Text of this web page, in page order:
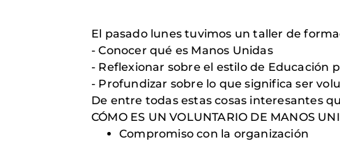
El pasado lunes tuvimos un taller de
- Conocer qué es Manos Unidas
- Reflexionar sobre el estilo de Educación
- Profundizar sobre lo que significa ser
De entre todas estas cosas interesantes
CÓMO ES UN VOLUNTARIO DE MANOS
Compromiso con la organización